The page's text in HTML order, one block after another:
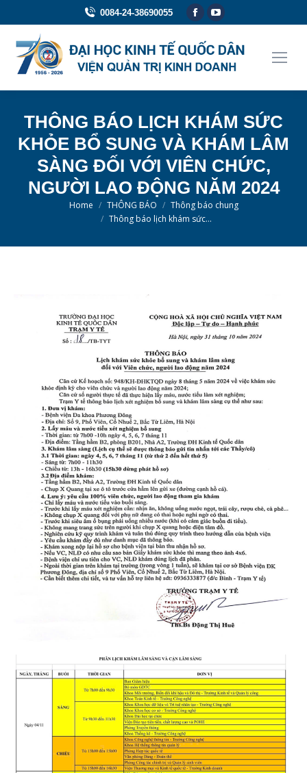
0084-24-38690055
Facebook
opens
in
YouTube
opens
in
THÔNG BÁO LỊCH KHÁM SỨC
KHỎE BỔ SUNG VÀ KHÁM LÂM
SÀNG ĐỐI VỚI VIÊN CHỨC,
NGƯỜI LAO ĐỘNG NĂM 2024
You are here:Home THÔNG BÁO
Thông báo chung
Thông báo lịch khám sức…